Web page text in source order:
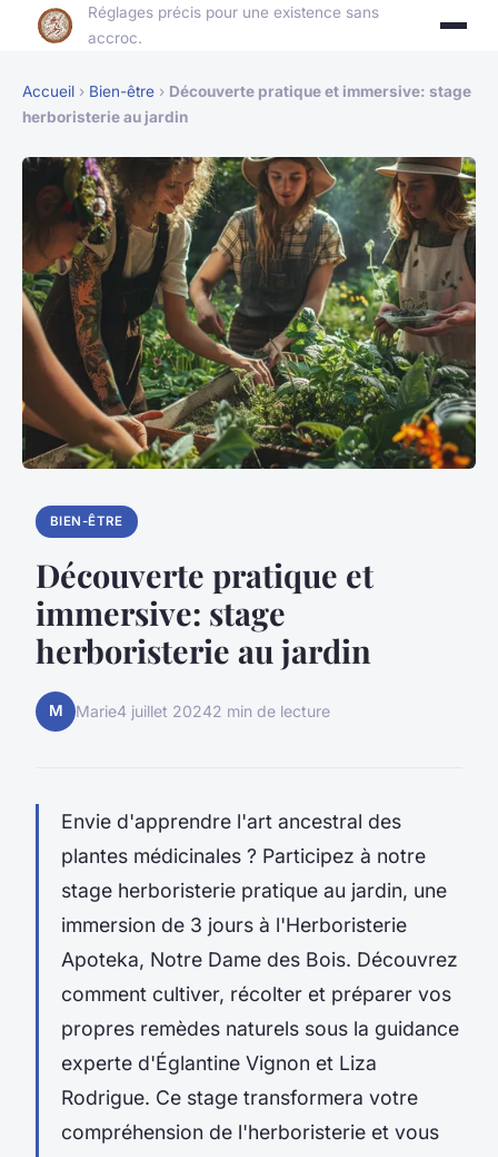
Réglages précis pour une existence sans
accroc.
Accueil › Bien-être › Découverte pratique et immersive: stage
herboristerie au jardin
BIEN-ÊTRE
Découverte pratique et
immersive: stage
herboristerie au jardin
M Marie4 juillet 20242 min de lecture
Envie d'apprendre l'art ancestral des
plantes médicinales ? Participez à notre
stage herboristerie pratique au jardin, une
immersion de 3 jours à l'Herboristerie
Apoteka, Notre Dame des Bois. Découvrez
comment cultiver, récolter et préparer vos
propres remèdes naturels sous la guidance
experte d'Églantine Vignon et Liza
Rodrigue. Ce stage transformera votre
compréhension de l'herboristerie et vous